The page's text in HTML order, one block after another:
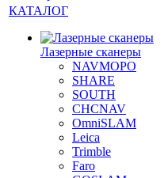
КАТАЛОГ
Лазерные сканеры
NAVMOPO
SHARE
SOUTH
CHCNAV
OmniSLAM
Leica
Trimble
Faro